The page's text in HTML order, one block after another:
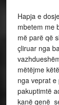
Hapja e
mbetem me
më parë që
çliruar nga
mëtëjme
nga veprat
pakuptimtë
kanë qenë